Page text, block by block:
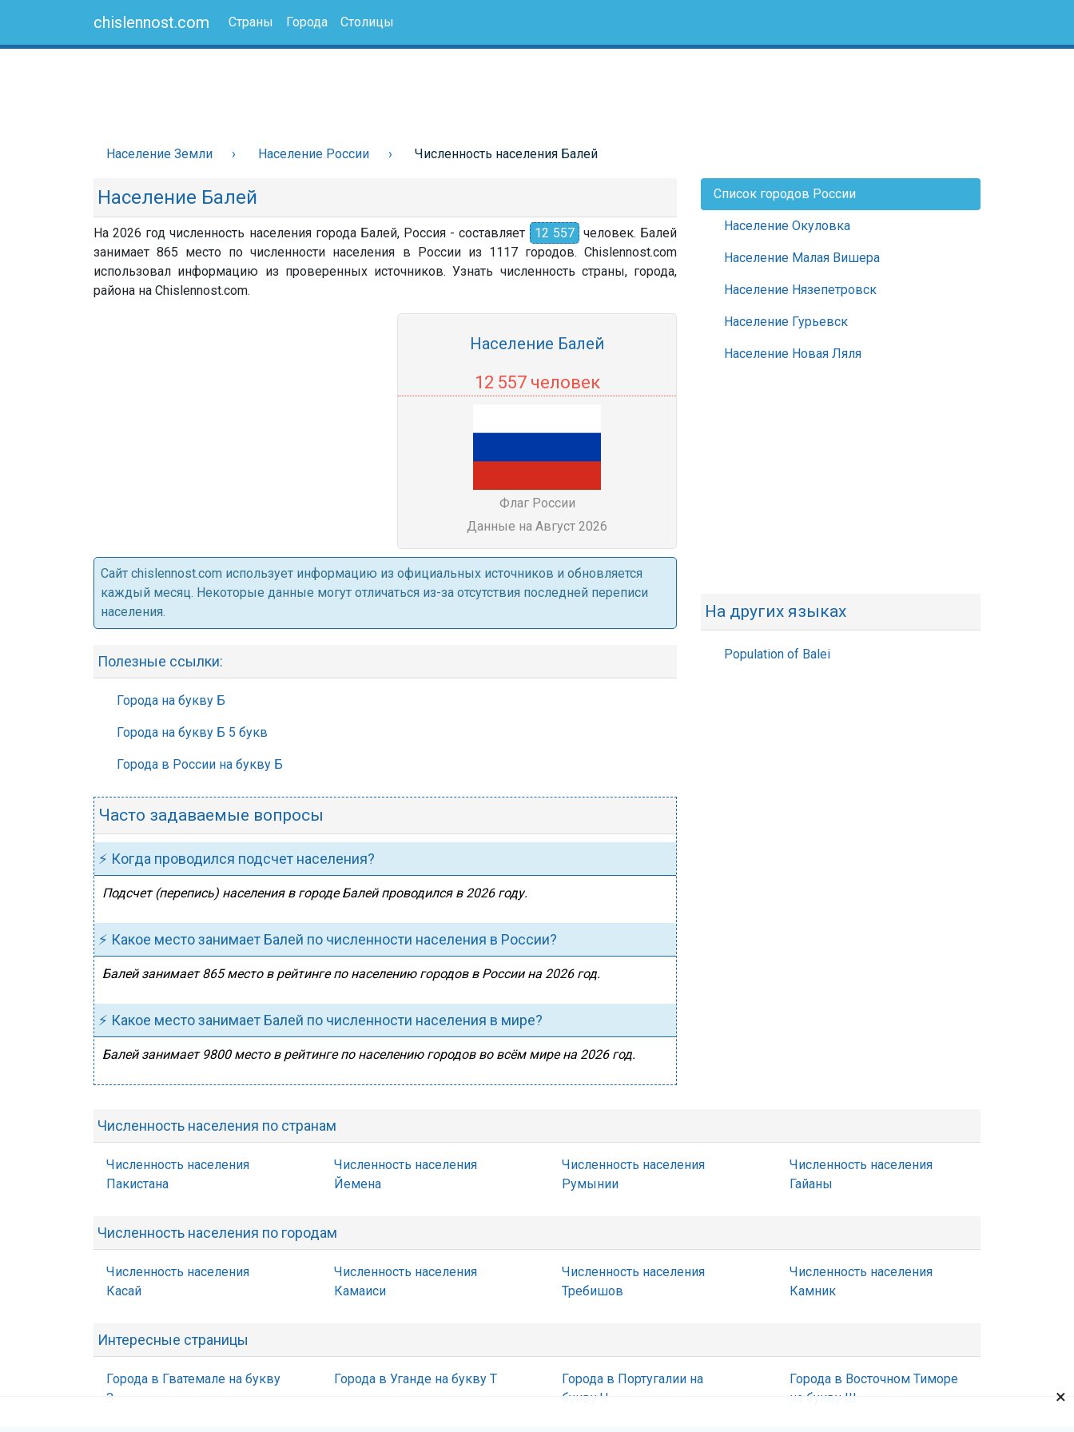
chislennost.com Страны Города Столицы
Население Земли Население России Численность населения Балей
Население Балей
На 2026 год численность населения города Балей, Россия - составляет 12 557 человек. Балей
занимает 865 место по численности населения в России из 1117 городов. Chislennost.com
использовал информацию из проверенных источников. Узнать численность страны, города,
района на Chislennost.com.
Население Балей
12 557 человек
Флаг России
Данные на Август 2026
Cайт chislennost.com использует информацию из официальных источников и обновляется
каждый месяц. Некоторые данные могут отличаться из-за отсутствия последней переписи
населения.
Полезные ссылки:
Города на букву Б
Города на букву Б 5 букв
Города в России на букву Б
Часто задаваемые вопросы
⚡ Когда проводился подсчет населения?
Подсчет (перепись) населения в городе Балей проводился в 2026 году.
⚡ Какое место занимает Балей по численности населения в России?
Балей занимает 865 место в рейтинге по населению городов в России на 2026 год.
⚡ Какое место занимает Балей по численности населения в мире?
Балей занимает 9800 место в рейтинге по населению городов во всём мире на 2026 год.
Список городов России
Население Окуловка
Население Малая Вишера
Население Нязепетровск
Население Гурьевск
Население Новая Ляля
На других языках
Population of Balei
Численность населения по странам
Численность населения
Пакистана
Численность населения
Йемена
Численность населения
Румынии
Численность населения
Гайаны
Численность населения по городам
Численность населения
Касай
Численность населения
Камаиси
Численность населения
Требишов
Численность населения
Камник
Интересные страницы
Города в Гватемале на букву
З
Города в Уганде на букву Т
Города в Португалии на
букву Ч
Города в Восточном Тиморе
на букву Ш
×